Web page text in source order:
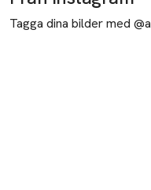
Tagga dina bilder med